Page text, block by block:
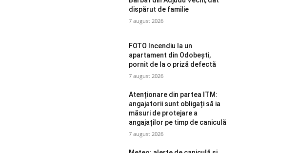
dispărut de familie
7 august 2026
FOTO Incendiu la un
apartament din Odobești,
pornit de la o priză defectă
7 august 2026
Atenționare din partea ITM:
angajatorii sunt obligați să ia
măsuri de protejare a
angajaților pe timp de caniculă
7 august 2026